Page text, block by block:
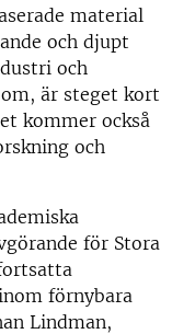
material
och djupt
och
är steget kort
kommer också
och
för Stora
förnybara
Lindman,